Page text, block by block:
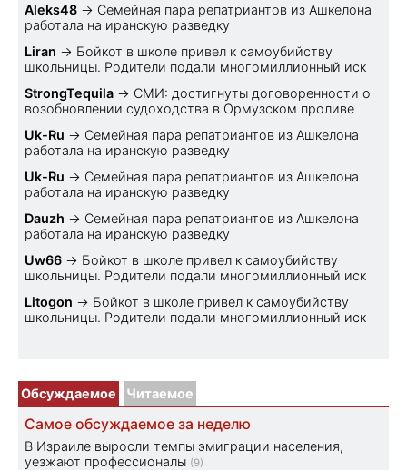
Aleks48 → Семейная пара репатриантов из Ашкелона
работала на иранскую разведку
Liran → Бойкот в школе привел к самоубийству
школьницы. Родители подали многомиллионный иск
StrongTequila → СМИ: достигнуты договоренности о
возобновлении судоходства в Ормузском проливе
Uk-Ru → Семейная пара репатриантов из Ашкелона
работала на иранскую разведку
Uk-Ru → Семейная пара репатриантов из Ашкелона
работала на иранскую разведку
Dauzh → Семейная пара репатриантов из Ашкелона
работала на иранскую разведку
Uw66 → Бойкот в школе привел к самоубийству
школьницы. Родители подали многомиллионный иск
Litogon → Бойкот в школе привел к самоубийству
школьницы. Родители подали многомиллионный иск
Обсуждаемое Читаемое
Самое обсуждаемое за неделю
В Израиле выросли темпы эмиграции населения,
уезжают профессионалы (9)